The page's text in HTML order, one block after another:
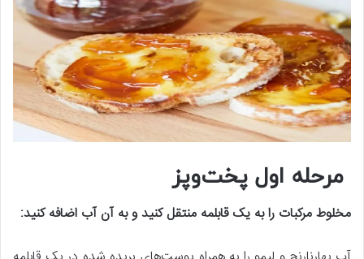
مرحله اول پخت‌وپز
مخلوط مرکبات را به یک قابلمه منتقل کنید و به آن آب اضافه کنید: